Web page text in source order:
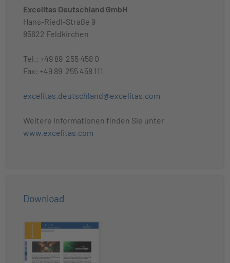
Excelitas Deutschland GmbH
Hans-Riedl-Straße 9
85622 Feldkirchen
Tel.: +49 89 255 458 0
Fax: +49 89 255 458 111
excelitas.deutschland@excelitas.com
Weitere Informationen finden Sie unter
www.excelitas.com
Download